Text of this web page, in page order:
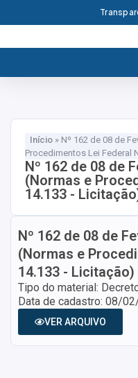
Início » Nº 162 de 08 de
Procedimentos Lei Federal
Nº 162 de 08 de
(Normas e
14.133 -
Nº 162 de 08 de
(Normas e
14.133 - Licitação)
Tipo do material:
Data de cadastro: 08/
VER ARQUIVO